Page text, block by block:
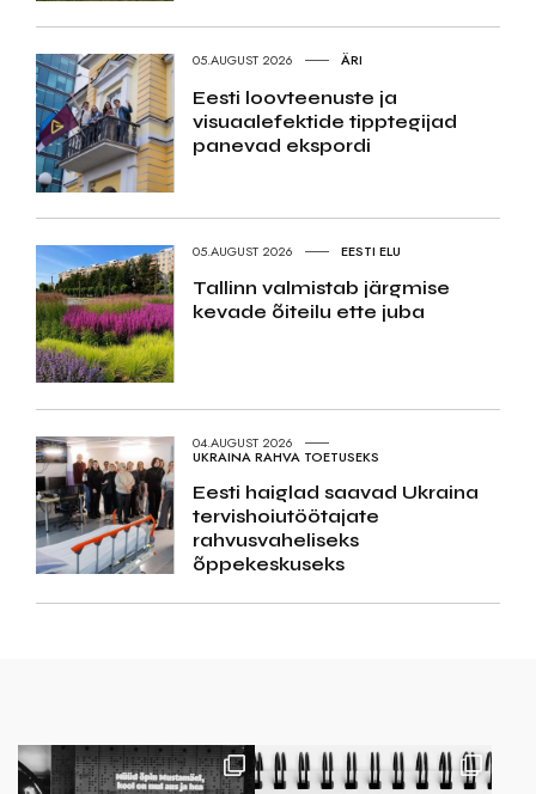
05.AUGUST 2026 ÄRI
Eesti loovteenuste ja
visuaalefektide tipptegijad
panevad ekspordi
05.AUGUST 2026 EESTI ELU
Tallinn valmistab järgmise
kevade õiteilu ette juba
04.AUGUST 2026
UKRAINA RAHVA TOETUSEKS
Eesti haiglad saavad Ukraina
tervishoiutöötajate
rahvusvaheliseks
õppekeskuseks